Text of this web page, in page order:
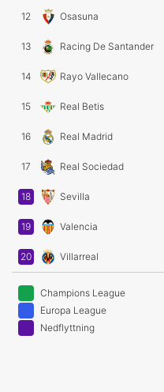
12 Osasuna
13 Racing De Santander
14 Rayo Vallecano
15 Real Betis
16 Real Madrid
17 Real Sociedad
18 Sevilla
19 Valencia
20 Villarreal
Champions League
Europa League
Nedflyttning